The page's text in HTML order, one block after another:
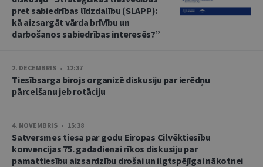
pret sabiedrības līdzdalību (SLAPP):
kā aizsargāt vārda brīvību un
darbošanos sabiedrības interesēs?”
2. DECEMBRIS • 12:37
Tiesībsarga birojs organizē diskusiju par ierēdņu
pārcelšanu jeb rotāciju
4. NOVEMBRIS • 15:38
Satversmes tiesa par godu Eiropas Cilvēktiesību
konvencijas 75. gadadienai rīkos diskusiju par
pamattiesību aizsardzību drošai un ilgtspējīgai nākotnei